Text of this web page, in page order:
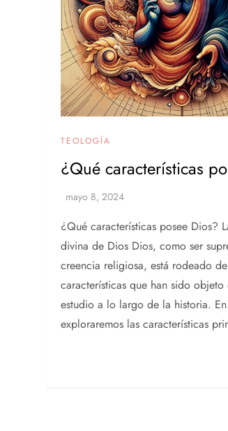
TEOLOGÍA
¿Qué características
¿Qué características posee Dios?
divina de Dios Dios, como ser
creencia religiosa, está rodeado
características que han sido
estudio a lo largo de la historia.
exploraremos las características